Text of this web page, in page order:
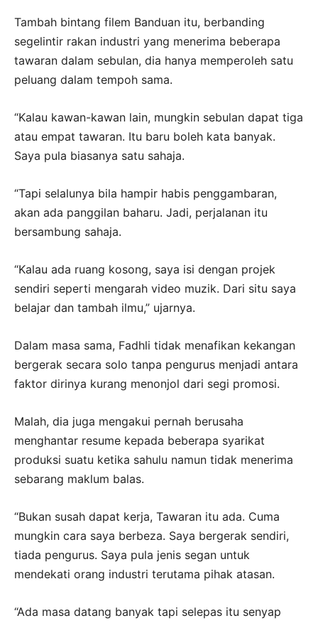
Tambah bintang filem Banduan itu, berbanding
segelintir rakan industri yang menerima beberapa
tawaran dalam sebulan, dia hanya memperoleh satu
peluang dalam tempoh sama.
“Kalau kawan-kawan lain, mungkin sebulan dapat tiga
atau empat tawaran. Itu baru boleh kata banyak.
Saya pula biasanya satu sahaja.
“Tapi selalunya bila hampir habis penggambaran,
akan ada panggilan baharu. Jadi, perjalanan itu
bersambung sahaja.
“Kalau ada ruang kosong, saya isi dengan projek
sendiri seperti mengarah video muzik. Dari situ saya
belajar dan tambah ilmu,” ujarnya.
Dalam masa sama, Fadhli tidak menafikan kekangan
bergerak secara solo tanpa pengurus menjadi antara
faktor dirinya kurang menonjol dari segi promosi.
Malah, dia juga mengakui pernah berusaha
menghantar resume kepada beberapa syarikat
produksi suatu ketika sahulu namun tidak menerima
sebarang maklum balas.
“Bukan susah dapat kerja, Tawaran itu ada. Cuma
mungkin cara saya berbeza. Saya bergerak sendiri,
tiada pengurus. Saya pula jenis segan untuk
mendekati orang industri terutama pihak atasan.
“Ada masa datang banyak tapi selepas itu senyap